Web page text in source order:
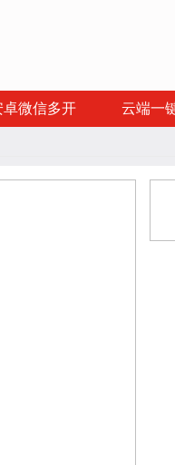
卓微信多开 云端一